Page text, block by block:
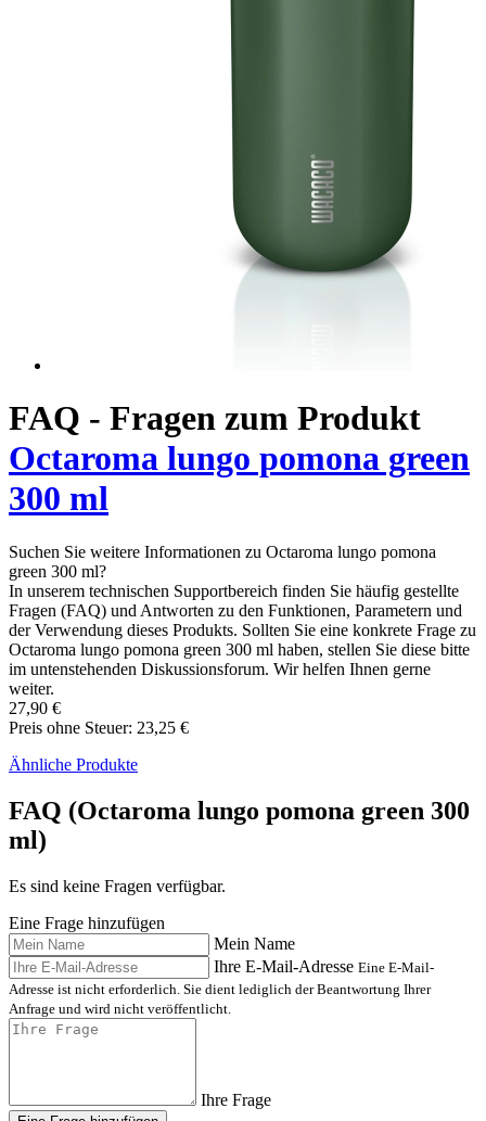
FAQ - Fragen zum Produkt
Octaroma lungo pomona green
300 ml
Suchen Sie weitere Informationen zu Octaroma lungo pomona
green 300 ml?
In unserem technischen Supportbereich finden Sie häufig gestellte
Fragen (FAQ) und Antworten zu den Funktionen, Parametern und
der Verwendung dieses Produkts. Sollten Sie eine konkrete Frage zu
Octaroma lungo pomona green 300 ml haben, stellen Sie diese bitte
im untenstehenden Diskussionsforum. Wir helfen Ihnen gerne
weiter.
27,90 €
Preis ohne Steuer: 23,25 €
Ähnliche Produkte
FAQ (Octaroma lungo pomona green 300
ml)
Es sind keine Fragen verfügbar.
Eine Frage hinzufügen
Mein Name
Ihre E-Mail-Adresse Eine E-Mail-
Adresse ist nicht erforderlich. Sie dient lediglich der Beantwortung Ihrer
Anfrage und wird nicht veröffentlicht.
Ihre Frage